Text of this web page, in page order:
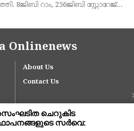
8ജിബി റാം, 256ജിബി സ്റ്റോറേജ്
ഫലപ്രദമായ
Onlinenews
About Us
Contact Us